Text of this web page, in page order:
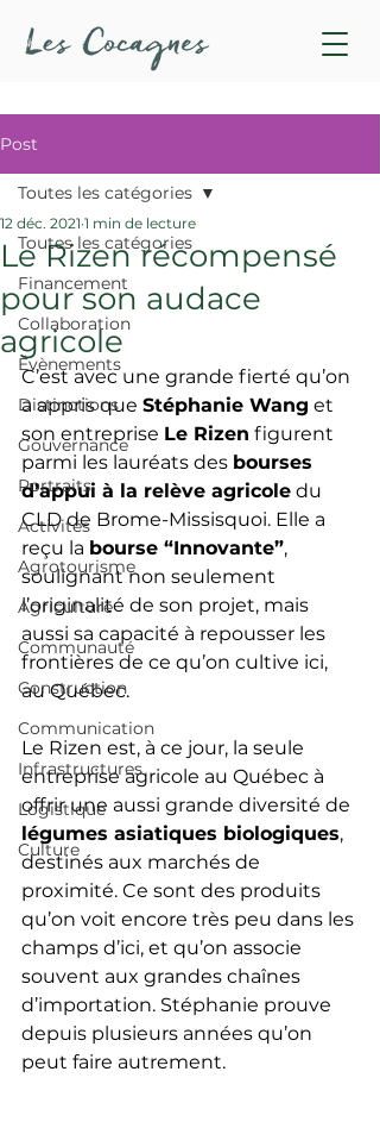
Post
Toutes les catégories
Financement
Collaboration
Évènements
Distinctions
Gouvernance
Portraits
Activités
Agrotourisme
Agriculture
Communauté
Construction
Communication
Infrastructures
Logistique
Culture
Toutes les catégories
Le Rizen récompensé
pour son audace
agricole
12 déc. 2021 1 min de lecture
C’est avec une grande fierté qu’on
a appris que Stéphanie Wang et
son entreprise Le Rizen figurent
parmi les lauréats des bourses
d’appui à la relève agricole du
CLD de Brome-Missisquoi. Elle a
reçu la bourse “Innovante”,
soulignant non seulement
l’originalité de son projet, mais
aussi sa capacité à repousser les
frontières de ce qu’on cultive ici,
au Québec.
Le Rizen est, à ce jour, la seule
entreprise agricole au Québec à
offrir une aussi grande diversité de
légumes asiatiques biologiques,
destinés aux marchés de
proximité. Ce sont des produits
qu’on voit encore très peu dans les
champs d’ici, et qu’on associe
souvent aux grandes chaînes
d’importation. Stéphanie prouve
depuis plusieurs années qu’on
peut faire autrement.